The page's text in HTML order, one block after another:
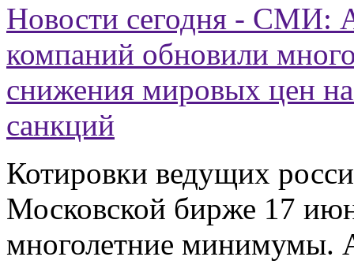
Новости сегодня - СМИ:
компаний обновили
снижения мировых цен
санкций
Котировки ведущих
Московской бирже 17
многолетние минимумы.